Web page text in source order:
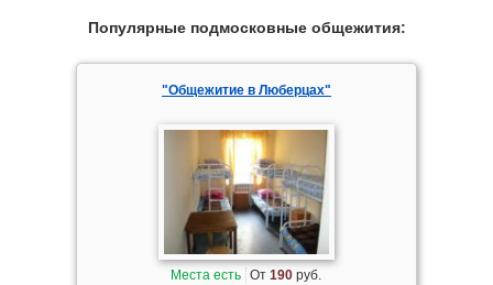
Популярные подмосковные общежития:
"Общежитие в Люберцах"
Места есть От190 руб.